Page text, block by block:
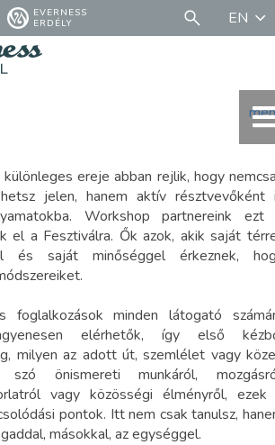
EVERNESS
ERDÉLY
EN
ereje abban rejlik, hogy
jelen, hanem aktív résztvevőként
Workshop partnereink ezt
el a Fesztiválra. Ők azok, akik saját
és saját minőséggel érkeznek,
foglalkozások minden látogató
elérhetők, így első
milyen az adott út, szemlélet vagy
szó önismereti munkáról,
vagy közösségi élményről, ezek
pontok. Itt nem csak tanulsz,
másokkal, az egységgel.